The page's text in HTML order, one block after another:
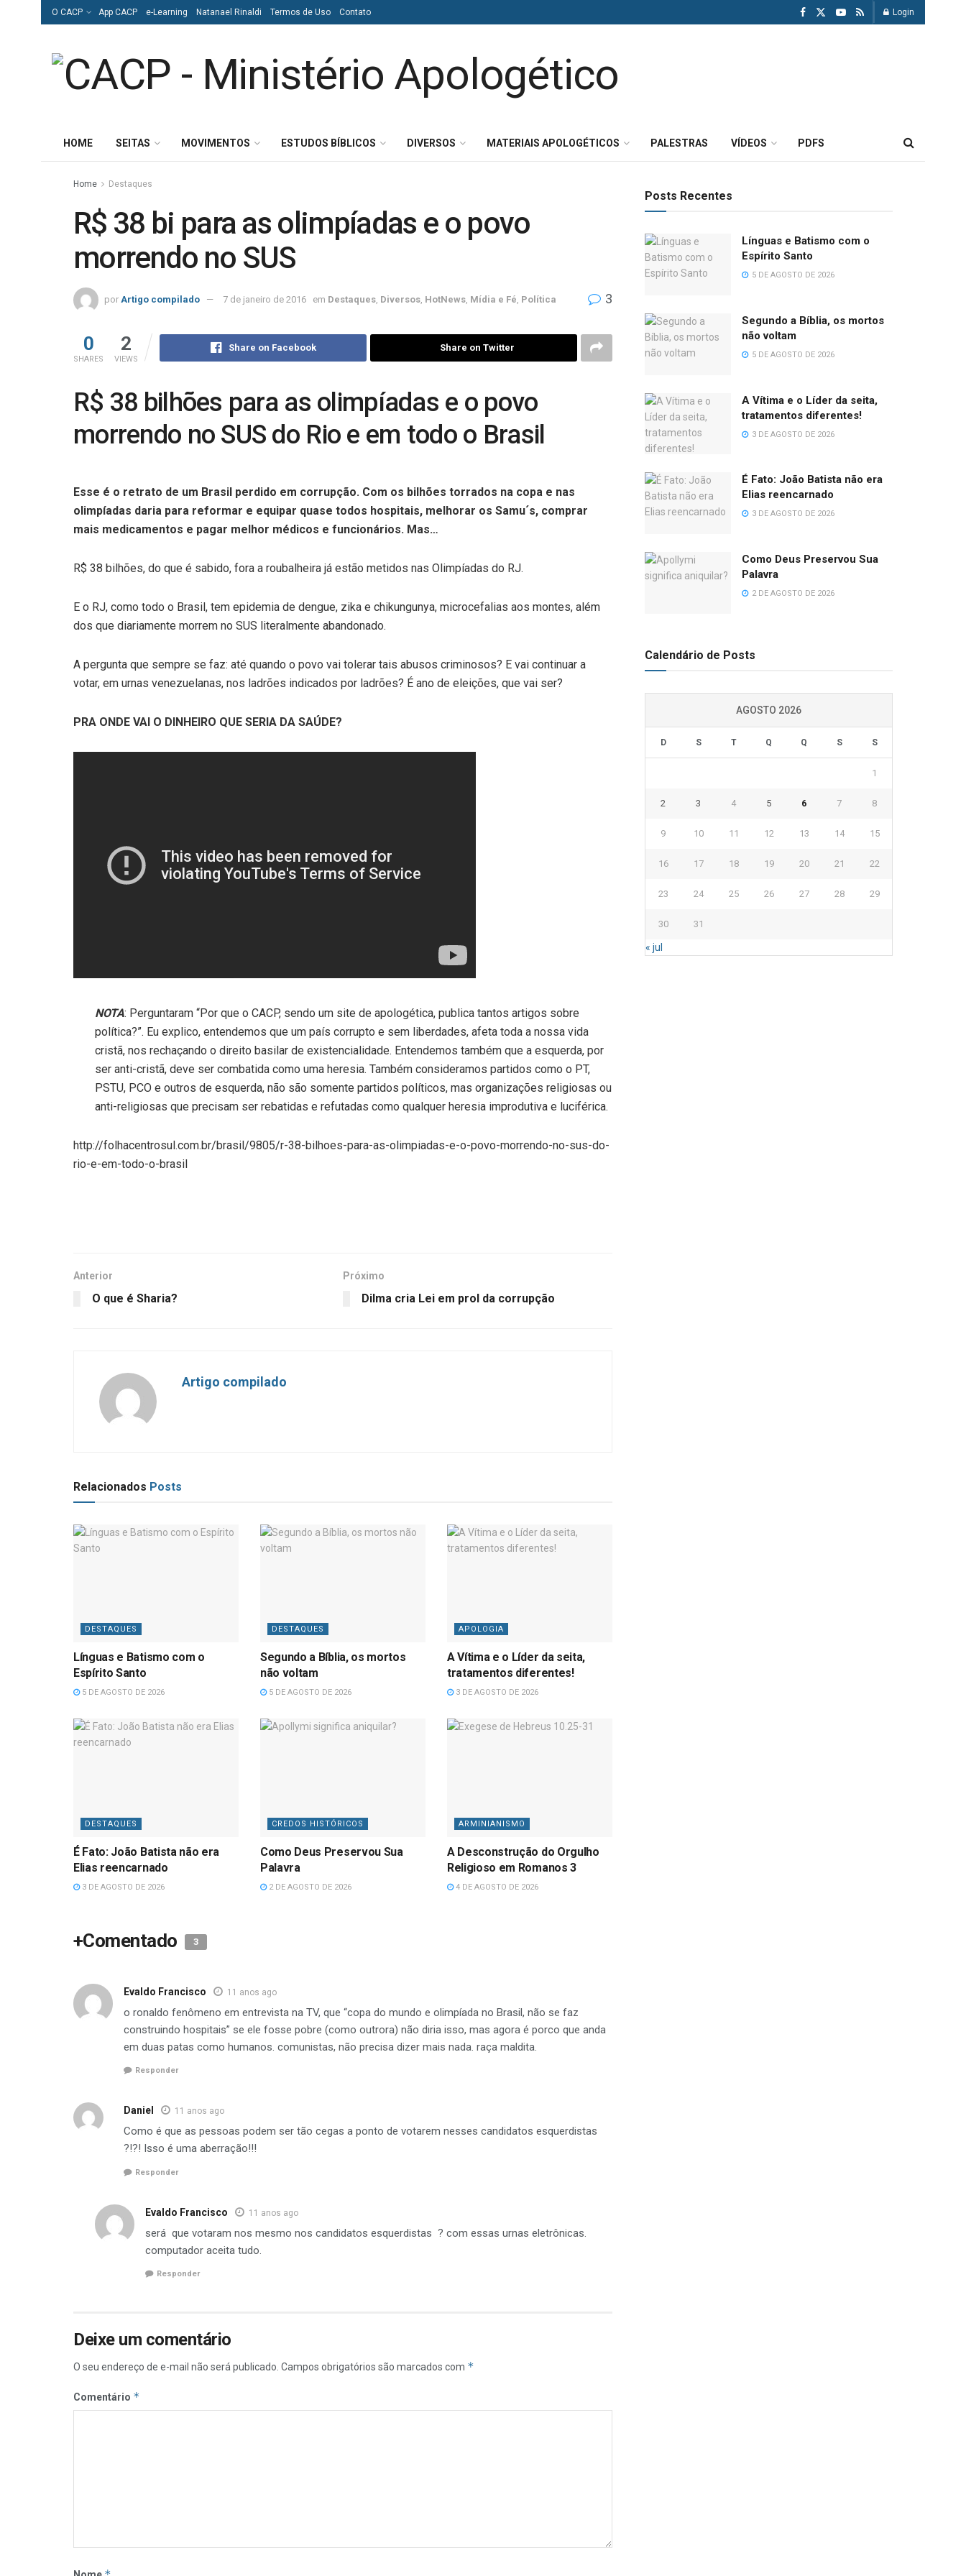
O CACP App CACP e-Learning Natanael Rinaldi Termos de Uso Contato Login
HOME SEITAS MOVIMENTOS ESTUDOS BÍBLICOS DIVERSOS MATERIAIS APOLOGÉTICOS PALESTRAS VÍDEOS PDFS
Home Destaques
R$ 38 bi para as olimpíadas e o povo
morrendo no SUS
por Artigo compilado 7 de janeiro de 2016 em Destaques Diversos HotNews Mídia e Fé Política 3
0
SHARES
2
VIEWS
Share on Facebook Share on Twitter
R$ 38 bilhões para as olimpíadas e o povo
morrendo no SUS do Rio e em todo o Brasil
Esse é o retrato de um Brasil perdido em corrupção. Com os bilhões torrados na copa e nas
olimpíadas daria para reformar e equipar quase todos hospitais, melhorar os Samu´s, comprar
mais medicamentos e pagar melhor médicos e funcionários. Mas…
R$ 38 bilhões, do que é sabido, fora a roubalheira já estão metidos nas Olimpíadas do RJ.
E o RJ, como todo o Brasil, tem epidemia de dengue, zika e chikungunya, microcefalias aos montes, além
dos que diariamente morrem no SUS literalmente abandonado.
A pergunta que sempre se faz: até quando o povo vai tolerar tais abusos criminosos? E vai continuar a
votar, em urnas venezuelanas, nos ladrões indicados por ladrões? É ano de eleições, que vai ser?
PRA ONDE VAI O DINHEIRO QUE SERIA DA SAÚDE?
NOTA: Perguntaram “Por que o CACP, sendo um site de apologética, publica tantos artigos sobre
política?”. Eu explico, entendemos que um país corrupto e sem liberdades, afeta toda a nossa vida
cristã, nos rechaçando o direito basilar de existencialidade. Entendemos também que a esquerda, por
ser anti-cristã, deve ser combatida como uma heresia. Também consideramos partidos como o PT,
PSTU, PCO e outros de esquerda, não são somente partidos políticos, mas organizações religiosas ou
anti-religiosas que precisam ser rebatidas e refutadas como qualquer heresia improdutiva e luciférica.
http://folhacentrosul.com.br/brasil/9805/r-38-bilhoes-para-as-olimpiadas-e-o-povo-morrendo-no-sus-do-
rio-e-em-todo-o-brasil
Anterior
O que é Sharia?
Próximo
Dilma cria Lei em prol da corrupção
Artigo compilado
Relacionados Posts
DESTAQUES
Línguas e Batismo com o
Espírito Santo
5 DE AGOSTO DE 2026
DESTAQUES
Segundo a Bíblia, os mortos
não voltam
5 DE AGOSTO DE 2026
APOLOGIA
A Vítima e o Líder da seita,
tratamentos diferentes!
3 DE AGOSTO DE 2026
DESTAQUES
É Fato: João Batista não era
Elias reencarnado
3 DE AGOSTO DE 2026
CREDOS HISTÓRICOS
Como Deus Preservou Sua
Palavra
2 DE AGOSTO DE 2026
ARMINIANISMO
A Desconstrução do Orgulho
Religioso em Romanos 3
4 DE AGOSTO DE 2026
+Comentado 3
Evaldo Francisco 11 anos ago
o ronaldo fenômeno em entrevista na TV, que “copa do mundo e olimpíada no Brasil, não se faz
construindo hospitais” se ele fosse pobre (como outrora) não diria isso, mas agora é porco que anda
em duas patas como humanos. comunistas, não precisa dizer mais nada. raça maldita.
Responder
Daniel 11 anos ago
Como é que as pessoas podem ser tão cegas a ponto de votarem nesses candidatos esquerdistas
?!?! Isso é uma aberração!!!
Responder
Evaldo Francisco 11 anos ago
será que votaram nos mesmo nos candidatos esquerdistas ? com essas urnas eletrônicas.
computador aceita tudo.
Responder
Deixe um comentário
O seu endereço de e-mail não será publicado. Campos obrigatórios são marcados com *
Comentário *
Posts Recentes
Línguas e Batismo com o
Espírito Santo
5 DE AGOSTO DE 2026
Segundo a Bíblia, os mortos
não voltam
5 DE AGOSTO DE 2026
A Vítima e o Líder da seita,
tratamentos diferentes!
3 DE AGOSTO DE 2026
É Fato: João Batista não era
Elias reencarnado
3 DE AGOSTO DE 2026
Como Deus Preservou Sua
Palavra
2 DE AGOSTO DE 2026
Calendário de Posts
AGOSTO 2026
D S T Q Q S S
1
2 3 4 5 6 7 8
9 10 11 12 13 14 15
16 17 18 19 20 21 22
23 24 25 26 27 28 29
30 31
« jul